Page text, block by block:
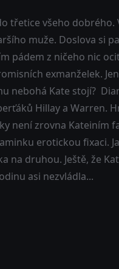
třetice všeho
muže. Doslova si
pádem z ničeho nic
exmanželek.
nebohá Kate stojí?
Hillay a Warren.
není zrovna Kateiním
erotickou fixaci.
na druhou. Ještě, že
asi nezvládla...